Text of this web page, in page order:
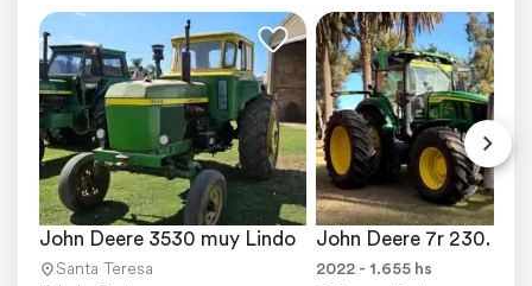
John Deere 3530 muy Lindo
Santa Teresa
John Deere 7r 230.
2022 - 1.655 hs